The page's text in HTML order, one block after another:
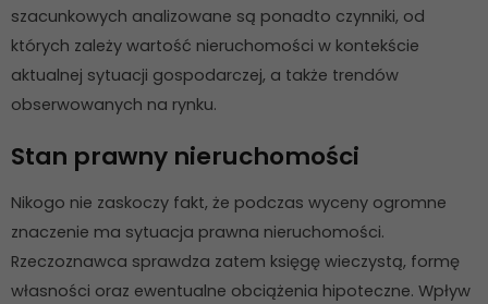
szacunkowych analizowane są ponadto czynniki, od
których zależy wartość nieruchomości w kontekście
aktualnej sytuacji gospodarczej, a także trendów
obserwowanych na rynku.
Stan prawny nieruchomości
Nikogo nie zaskoczy fakt, że podczas wyceny ogromne
znaczenie ma sytuacja prawna nieruchomości.
Rzeczoznawca sprawdza zatem księgę wieczystą, formę
własności oraz ewentualne obciążenia hipoteczne. Wpływ